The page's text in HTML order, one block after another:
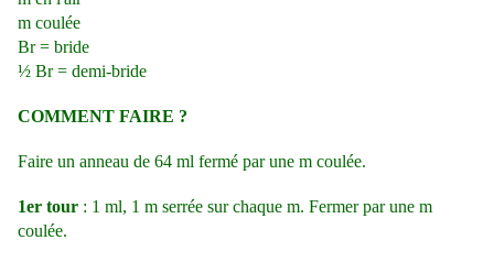
m coulée
Br = bride
½ Br = demi-bride
COMMENT FAIRE ?
Faire un anneau de 64 ml fermé par une m coulée.
1er tour : 1 ml, 1 m serrée sur chaque m. Fermer par une m
coulée.